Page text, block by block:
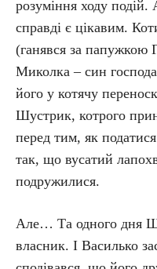
розуміння ходу
справді є цікавим.
(ганявся за папужкою
Миколка – син
його у котячу
Шустрик, котрого
перед тим, як податися
так, що вусатий
подружилися.
Але… Та одного дня
власник. І Василько